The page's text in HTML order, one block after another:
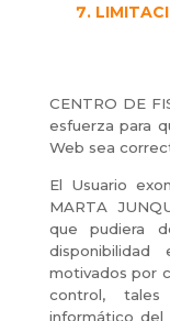
CENTRO DE
esfuerza para
Web sea
El Usuario
MARTA
que pudiera
motivados por
control,
informático del